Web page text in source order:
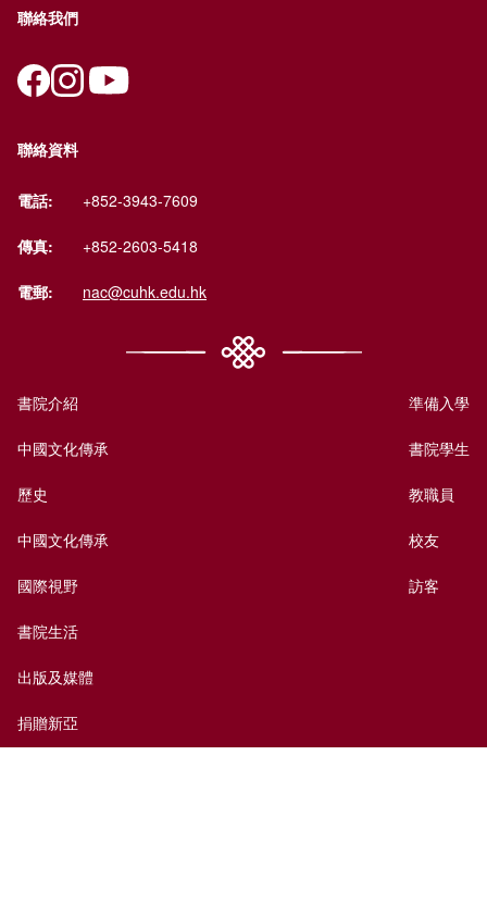
聯絡我們
聯絡資料
電話: +852-3943-7609
傳真: +852-2603-5418
電郵: nac@cuhk.edu.hk
書院介紹
中國文化傳承
歷史
中國文化傳承
國際視野
書院生活
出版及媒體
捐贈新亞
準備入學
書院學生
教職員
校友
訪客